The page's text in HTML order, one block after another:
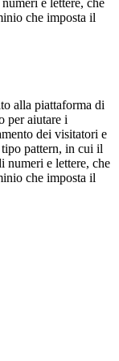
e lettere, che
che imposta il
alla piattaforma di
per aiutare i
dei visitatori e
pattern, in cui il
numeri e lettere, che
che imposta il